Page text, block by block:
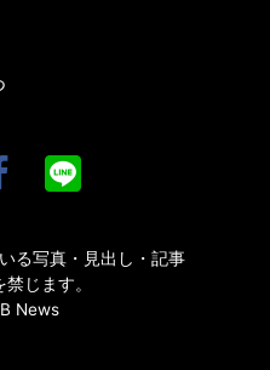
る写真・見出し・記事
じます。
News